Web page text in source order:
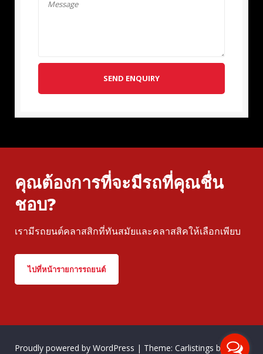
SEND ENQUIRY
คุณต้องการที่จะมีรถที่คุณชื่น
ชอบ?
เรามีรถยนต์คลาสสิกที่ทันสมัยและคลาสสิคให้เลือกเพียบ
ไปที่หน้ารายการรถยนต์
Proudly powered by WordPress | Theme: Carlistings byWP